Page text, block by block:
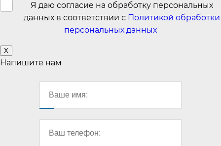
Я даю согласие на обработку персональных
данных в соответствии с Политикой обработки
персональных данных
X
Напишите нам